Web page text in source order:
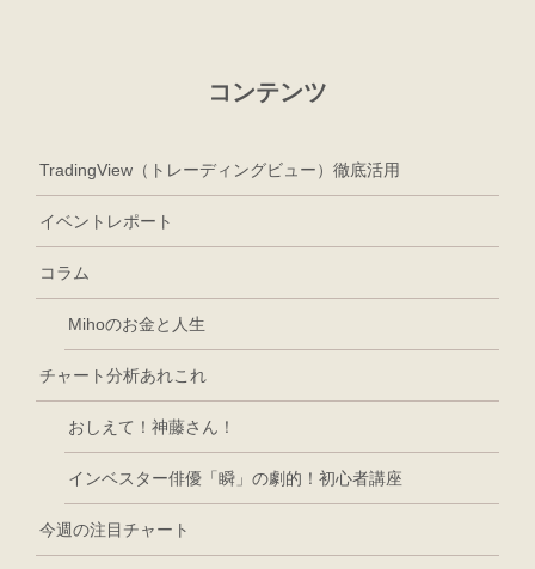
コンテンツ
TradingView（トレーディングビュー）徹底活用
イベントレポート
コラム
Mihoのお金と人生
チャート分析あれこれ
おしえて！神藤さん！
インベスター俳優「瞬」の劇的！初心者講座
今週の注目チャート